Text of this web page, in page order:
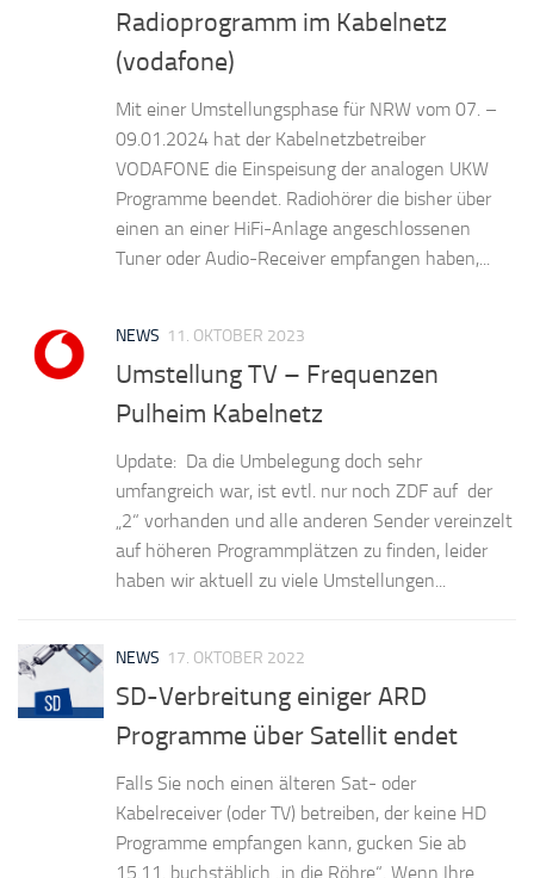
Radioprogramm im Kabelnetz
(vodafone)
Mit einer Umstellungsphase für NRW vom 07. –
09.01.2024 hat der Kabelnetzbetreiber
VODAFONE die Einspeisung der analogen UKW
Programme beendet. Radiohörer die bisher über
einen an einer HiFi-Anlage angeschlossenen
Tuner oder Audio-Receiver empfangen haben,...
NEWS 11. OKTOBER 2023
Umstellung TV – Frequenzen
Pulheim Kabelnetz
Update: Da die Umbelegung doch sehr
umfangreich war, ist evtl. nur noch ZDF auf der
„2“ vorhanden und alle anderen Sender vereinzelt
auf höheren Programmplätzen zu finden, leider
haben wir aktuell zu viele Umstellungen...
NEWS 17. OKTOBER 2022
SD-Verbreitung einiger ARD
Programme über Satellit endet
Falls Sie noch einen älteren Sat- oder
Kabelreceiver (oder TV) betreiben, der keine HD
Programme empfangen kann, gucken Sie ab
15.11. buchstäblich „in die Röhre“. Wenn Ihre